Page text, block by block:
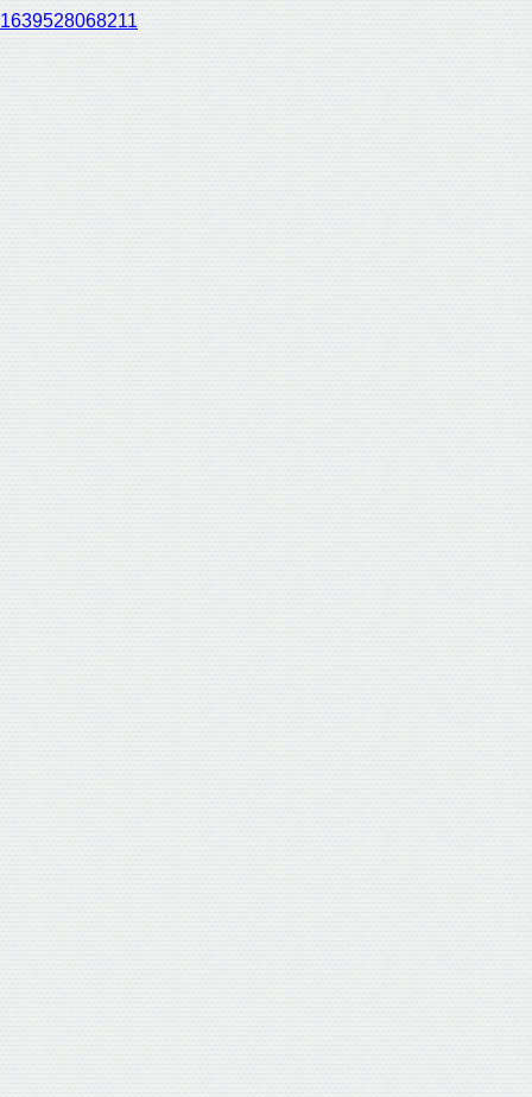
1639528068211